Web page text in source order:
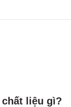
liệu gì?